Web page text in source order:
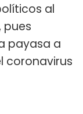
al
pues
payasa a
coronavirus